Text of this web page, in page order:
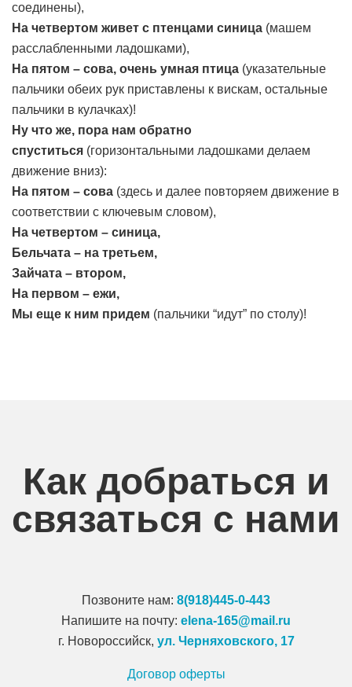
соединены),
На четвертом живет с птенцами синица (машем
расслабленными ладошками),
На пятом – сова, очень умная птица (указательные
пальчики обеих рук приставлены к вискам, остальные
пальчики в кулачках)!
Ну что же, пора нам обратно
спуститься (горизонтальными ладошками делаем
движение вниз):
На пятом – сова (здесь и далее повторяем движение в
соответствии с ключевым словом),
На четвертом – синица,
Бельчата – на третьем,
Зайчата – втором,
На первом – ежи,
Мы еще к ним придем (пальчики “идут” по столу)!
Как добраться и
связаться с нами
Позвоните нам: 8(918)445-0-443
Напишите на почту: elena-165@mail.ru
г. Новороссийск, ул. Черняховского, 17
Договор оферты